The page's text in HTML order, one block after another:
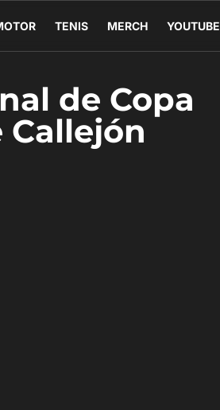
TENIS MERCH YOUTUBE
de Copa
Callejón